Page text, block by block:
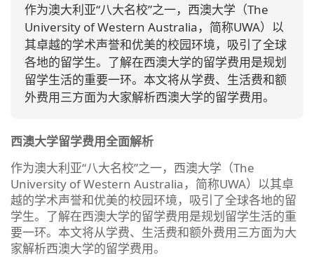
作为澳大利亚“八大名校”之一，西澳大学（The
University of Western Australia，简称UWA）以
其卓越的学术声誉和优美的校园环境，吸引了全球
各地的留学生。了解在西澳大学的留学费用是规划
留学生活的重要一环。本文将从学费、生活费和额
外费用三方面为大家解析西澳大学的留学费用。
西澳大学留学费用全面解析
作为澳大利亚“八大名校”之一，西澳大学（The
University of Western Australia，简称UWA）以其卓
越的学术声誉和优美的校园环境，吸引了全球各地的留
学生。了解在西澳大学的留学费用是规划留学生活的重
要一环。本文将从学费、生活费和额外费用三方面为大
家解析西澳大学的留学费用。